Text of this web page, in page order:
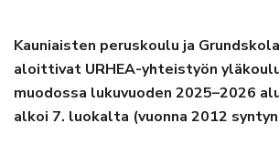
Kauniaisten peruskoulu ja
aloittivat URHEA-yhteistyön
muodossa lukuvuoden 2025–2026
alkoi 7. luokalta (vuonna 2012